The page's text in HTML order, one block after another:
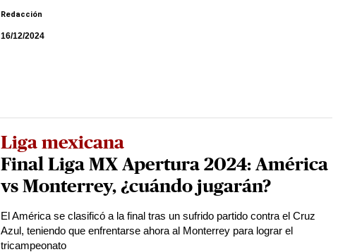
Redacción
16/12/2024
Liga mexicana
Final Liga MX Apertura 2024: América
vs Monterrey, ¿cuándo jugarán?
El América se clasificó a la final tras un sufrido partido contra el Cruz
Azul, teniendo que enfrentarse ahora al Monterrey para lograr el
tricampeonato